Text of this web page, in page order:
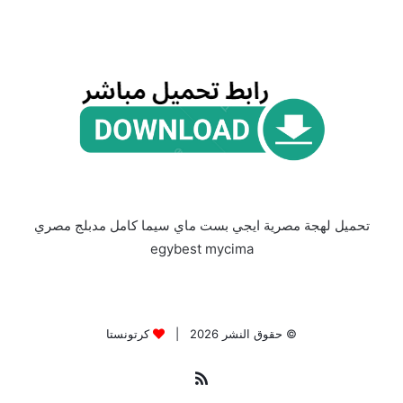
تحميل لهجة مصرية ايجي بست ماي سيما كامل مدبلج مصري
egybest mycima
© حقوق النشر 2026 | كرتونستا
ملخص